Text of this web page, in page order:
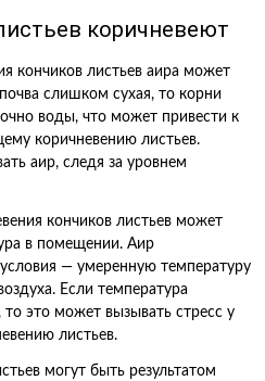
коричневеют
кончиков листьев аира может
слишком сухая, то корни
воды, что может привести к
коричневению листьев.
аир, следя за уровнем
кончиков листьев может
в помещении. Аир
— умеренную температуру
Если температура
это может вызывать стресс у
листьев.
могут быть результатом